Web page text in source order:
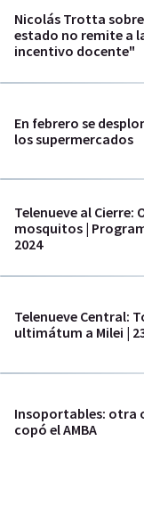
Nicolás Trotta
estado no remite a
incentivo docente"
En febrero se
los supermercados
Telenueve al Cierre:
mosquitos |
2024
Telenueve Central:
ultimátum a Milei |
Insoportables: otra
copó el AMBA